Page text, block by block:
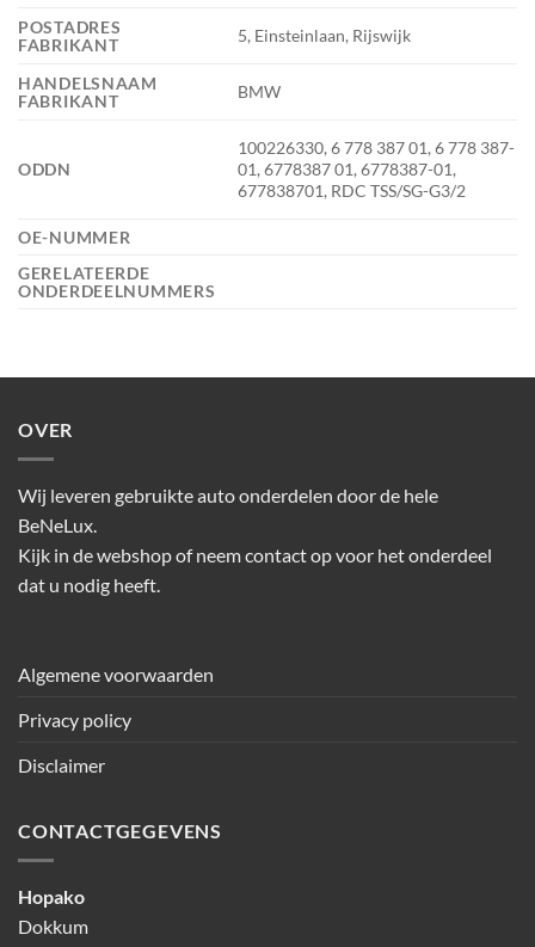
POSTADRES
FABRIKANT
5, Einsteinlaan, Rijswijk
HANDELSNAAM
FABRIKANT
BMW
ODDN
100226330, 6 778 387 01, 6 778 387-
01, 6778387 01, 6778387-01,
677838701, RDC TSS/SG-G3/2
OE-NUMMER
GERELATEERDE
ONDERDEELNUMMERS
OVER
Wij leveren gebruikte auto onderdelen door de hele
BeNeLux.
Kijk in de webshop of neem contact op voor het onderdeel
dat u nodig heeft.
Algemene voorwaarden
Privacy policy
Disclaimer
CONTACTGEGEVENS
Hopako
Dokkum